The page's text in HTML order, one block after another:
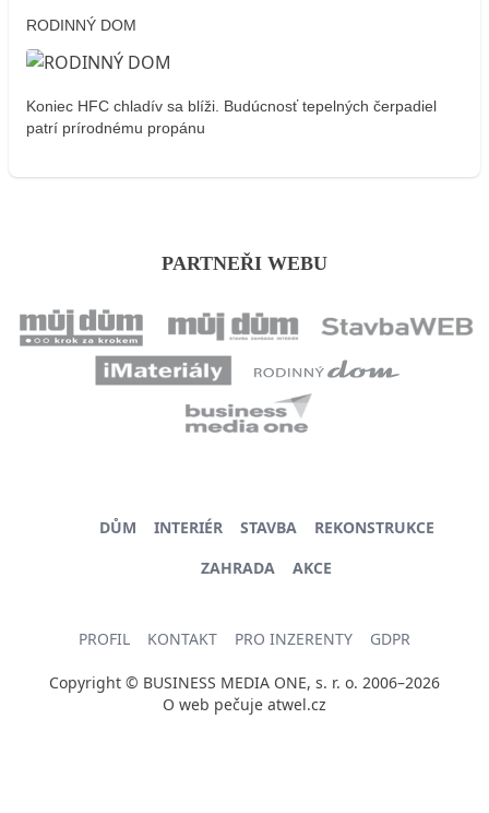
RODINNÝ DOM
Koniec HFC chladív sa blíži. Budúcnosť tepelných čerpadiel
patrí prírodnému propánu
PARTNEŘI WEBU
DŮM INTERIÉR STAVBA
REKONSTRUKCE
ZAHRADA
AKCE
PROFIL KONTAKT PRO INZERENTY GDPR
Copyright © BUSINESS MEDIA ONE, s. r. o. 2006–2026